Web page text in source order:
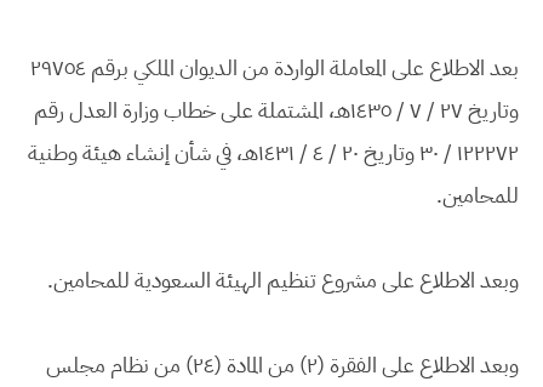
بعد الاطلاع على المعاملة الواردة من الديوان الملكي برقم ٢٩٧٥٤
وتاريخ ٢٧ / ٧ / ١٤٣٥هـ، المشتملة على خطاب وزارة العدل رقم
١٢٢٢٧٢ / ٣٠ وتاريخ ٢٠ / ٤ / ١٤٣١هـ، في شأن إنشاء هيئة وطنية
للمحامين.
وبعد الاطلاع على مشروع تنظيم الهيئة السعودية للمحامين.
وبعد الاطلاع على الفقرة (٢) من المادة (٢٤) من نظام مجلس